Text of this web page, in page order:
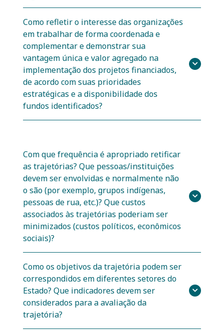
Como refletir o interesse das organizações
em trabalhar de forma coordenada e
complementar e demonstrar sua
vantagem única e valor agregado na
implementação dos projetos financiados,
de acordo com suas prioridades
estratégicas e a disponibilidade dos
fundos identificados?
Com que frequência é apropriado retificar
as trajetórias? Que pessoas/instituições
devem ser envolvidas e normalmente não
o são (por exemplo, grupos indígenas,
pessoas de rua, etc.)? Que custos
associados às trajetórias poderiam ser
minimizados (custos políticos, econômicos
sociais)?
Como os objetivos da trajetória podem ser
correspondidos em diferentes setores do
Estado? Que indicadores devem ser
considerados para a avaliação da
trajetória?